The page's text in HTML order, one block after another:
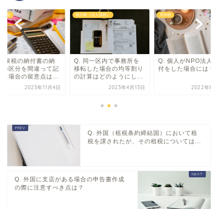
得税
泉税の納付書の納
の区分を間違って記
た場合の留意点は...
2023年11月4日
地方税（法人課税）
Q. 同一区内で事務所を
移転した場合の均等割り
の計算はどのようにし...
2023年4月13日
所得税
Q. 個人がNPO法人
付をした場合には？
2022年8
Q. 外国（租税条約締結国）において租
税を課されたが、その租税については...
Q. 外国に支店がある場合の申告書作成
の際に注意すべき点は？